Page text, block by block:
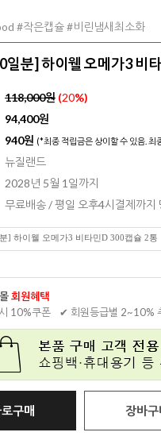
#작은캡슐 #비린냄새최소화
일분] 하이웰 오메가3 비
118,000원 (20%)
94,400원
940원 (*최종 적립금은 상이할 수 있음. 최
뉴질랜드
2028년 5월 1일까지
무료배송 / 평일 오후4시결제까지
] 하이웰 오메가3 비타민D 300캡슐 2통
회원혜택
10%쿠폰
✔ 회원등급별 2~10%
구매 장바구